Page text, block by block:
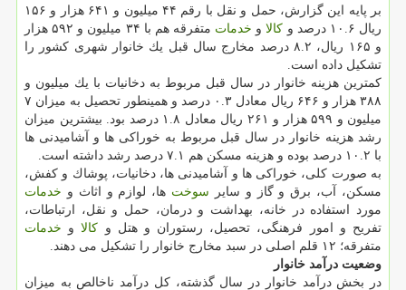
بر پایه این گزارش، حمل و نقل با رقم ۴۴ میلیون و ۶۴۱ هزار و ۱۵۶
ریال ۱۰.۶ درصد و
كالاو خدمات
متفرقه هم با ۳۴ میلیون و ۵۹۲ هزار
و ۱۶۵ ریال، ۸.۲ درصد مخارج سال قبل یك خانوار شهری كشور را
تشكیل داده است.
كمترین هزینه خانوار در سال قبل مربوط به دخانیات با یك میلیون و
۳۸۸ هزار و ۶۴۶ ریال معادل ۰.۳ درصد و همینطور تحصیل به میزان ۷
میلیون و ۵۹۹ هزار و ۲۶۱ ریال معادل ۱.۸ درصد بود. بیشترین میزان
رشد هزینه خانوار در سال قبل مربوط به خوراكی ها و آشامیدنی ها
با ۱۰.۲ درصد بوده و هزینه مسكن هم ۷.۱ درصد رشد داشته است.
به صورت كلی، خوراكی ها و آشامیدنی ها، دخانیات، پوشاك و كفش،
مسكن، آب، برق و گاز و سایر سوخت ها، لوازم و اثاث و خدمات
مورد استفاده در خانه، بهداشت و درمان، حمل و نقل، ارتباطات،
تفریح و امور فرهنگی، تحصیل، رستوران و هتل و كالاو خدمات
متفرقه؛ ۱۲ قلم اصلی در سبد مخارج خانوار را تشكیل می دهند.
وضعیت درآمد خانوار
در بخش درآمد خانوار در سال گذشته، كل درآمد ناخالص به میزان